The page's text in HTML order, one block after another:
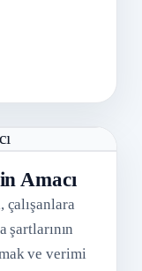
Amacı
çalışanlara
şartlarının
ve verimi